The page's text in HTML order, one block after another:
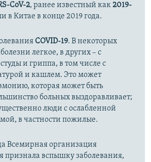
CoV-2, ранее известный как2019-
в Китае в конце 2019 года.
COVID-19. В некоторых
легкое, в других – с
и гриппа, в том числе с
и кашлем. Это может
которая может быть
больных выздоравливает;
люди с ослабленной
в частности пожилые.
Всемирная организация
признала вспышку заболевания,